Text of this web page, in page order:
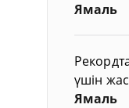
Ямаль
үшін
Ямаль